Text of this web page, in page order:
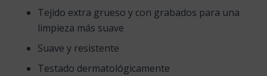
Tejido extra grueso y con grabados para una
limpieza más suave
Suave y resistente
Testado dermatológicamente